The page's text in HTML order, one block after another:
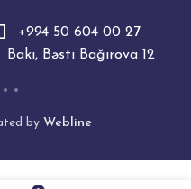
+994 50 604 00 27
Bakı, Bəsti Bağırova 12
by Webline